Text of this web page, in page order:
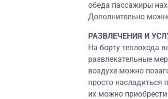
обеда пассажиры
Дополнительно
РАЗВЛЕЧЕНИЯ И
На борту теплохода
развлекательные
воздухе можно
просто насладиться
их можно